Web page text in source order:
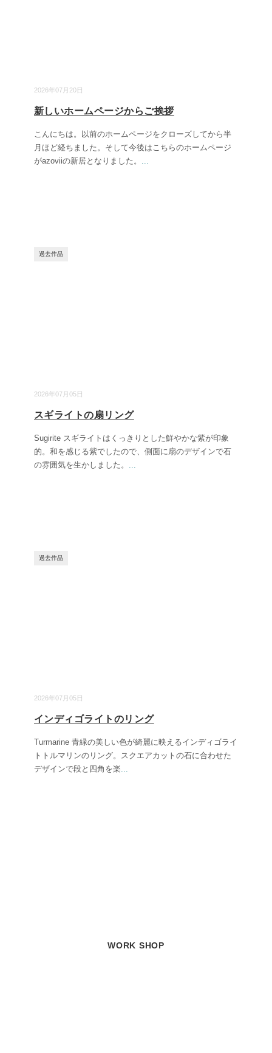
2026年07月20日
新しいホームページからご挨拶
こんにちは。以前のホームページをクローズしてから半
月ほど経ちました。そして今後はこちらのホームページ
がazoviiの新居となりました。 ...
2026年07月05日
過去作品
スギライトの扇リング
Sugirite スギライトはくっきりとした鮮やかな紫が印象
的。和を感じる紫でしたので、側面に扇のデザインで石
の雰囲気を生かしました。 ...
2026年07月05日
過去作品
インディゴライトのリング
Turmarine 青緑の美しい色が綺麗に映えるインディゴライ
トトルマリンのリング。スクエアカットの石に合わせた
デザインで段と四角を楽...
WORK SHOP